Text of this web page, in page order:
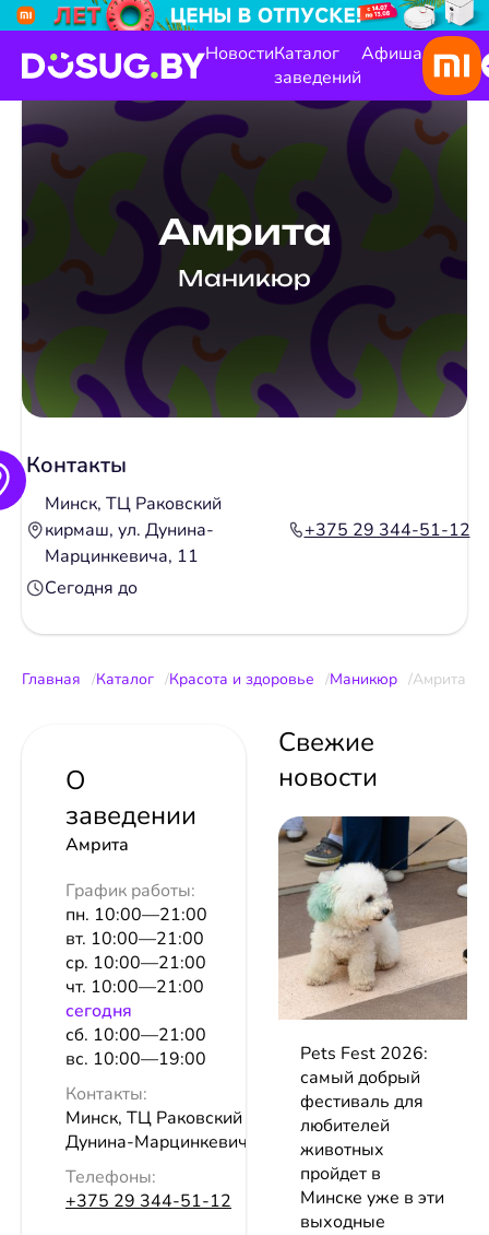
НовостиКаталог
заведений
Афиша
Амрита
Маникюр
Контакты
Минск, ТЦ Раковский
кирмаш, ул. Дунина-
Марцинкевича, 11
+375 29 344-51-12
Сегодня до
Главная Каталог Красота и здоровье Маникюр Амрита
О
заведении
Амрита
График работы:
пн. 10:00—21:00
вт. 10:00—21:00
ср. 10:00—21:00
чт. 10:00—21:00
сeгодня
сб. 10:00—21:00
вс. 10:00—19:00
Контакты:
Минск, ТЦ Раковский кирмаш, ул.
Дунина-Марцинкевича, 11
Телефоны:
+375 29 344-51-12
Свежие
новости
Pets Fest 2026:
самый добрый
фестиваль для
любителей
животных
пройдет в
Минске уже в эти
выходные